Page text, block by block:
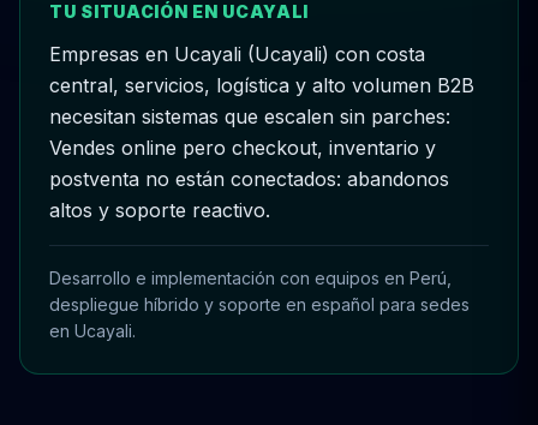
TU SITUACIÓN EN UCAYALI
Empresas en Ucayali (Ucayali) con costa
central, servicios, logística y alto volumen B2B
necesitan sistemas que escalen sin parches:
Vendes online pero checkout, inventario y
postventa no están conectados: abandonos
altos y soporte reactivo.
Desarrollo e implementación con equipos en Perú,
despliegue híbrido y soporte en español para sedes
en Ucayali.